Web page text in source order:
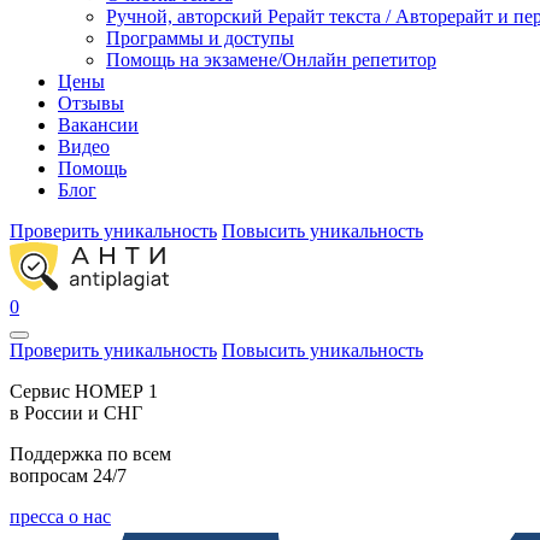
Ручной, авторский Рерайт текста / Авторерайт и
Программы и доступы
Помощь на экзамене/Онлайн репетитор
Цены
Отзывы
Вакансии
Видео
Помощь
Блог
Проверить уникальность Повысить уникальность
0
Проверить уникальность Повысить уникальность
Cервис НОМЕР 1
в России и СНГ
Поддержка по всем
вопросам 24/7
пресса о нас